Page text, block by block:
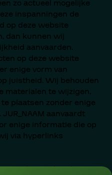
zo actueel mogelijke
inspanningen de
op deze website
dan kunnen wij
aanvaarden.
op deze website
enige vorm van
juistheid. Wij behouden
materialen te wijzigen,
plaatsen zonder enige
aanvaardt
enige informatie die op
via hyperlinks
dan vindt u de